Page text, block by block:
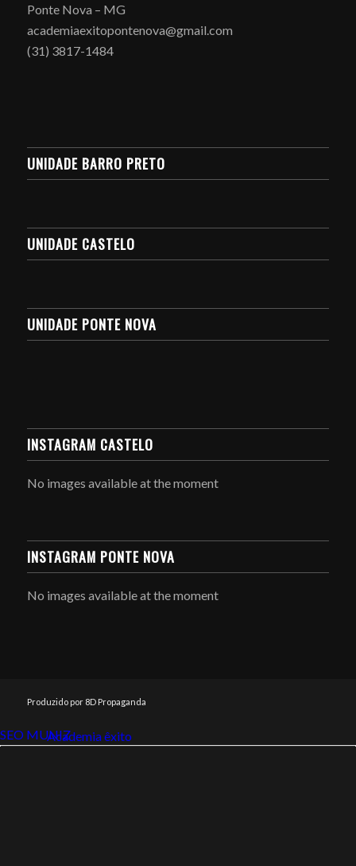
Ponte Nova – MG
academiaexitopontenova@gmail.com
(31) 3817-1484
UNIDADE BARRO PRETO
UNIDADE CASTELO
UNIDADE PONTE NOVA
INSTAGRAM CASTELO
No images available at the moment
INSTAGRAM PONTE NOVA
No images available at the moment
Produzido por 8D Propaganda
SEO MUNIZ
Link112Academia êxito